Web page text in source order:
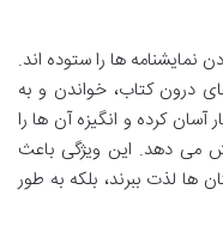
نمایشنامه ها را ستوده اند.
درون کتاب، خواندن و به
آسان کرده و انگیزه آن ها را
می دهد. این ویژگی باعث
ها لذت ببرند، بلکه به طور